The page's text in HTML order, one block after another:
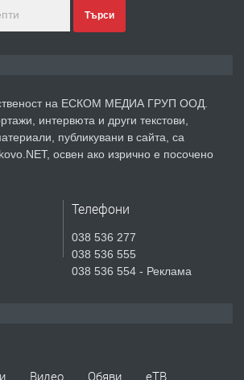
преди 5 дни
Продавам парцел в гр. Хасково кв.
СГЛОБЯВАНЕ НА МЕБЕЛИ.
Търси
на ЕСКОМ МЕДИА ГРУП ООД.
интервюта и други текстови,
публикувани в сайта, са
освен ако изрично е посочено
Телефони
038 536 277
038 536 555
038 536 554 - Реклама
Видео Обяви еТВ